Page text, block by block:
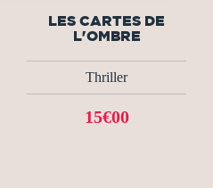
LES CARTES DE
L'OMBRE
Thriller
15€00